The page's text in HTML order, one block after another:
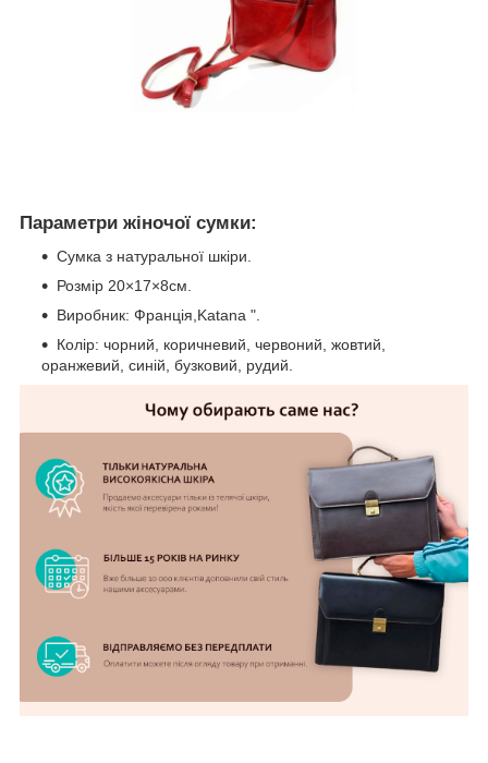
Параметри жіночої сумки:
Сумка з натуральної шкіри.
Розмір 20×17×8см.
Виробник: Франція,Katana ".
Колір: чорний, коричневий, червоний, жовтий,
оранжевий, синій, бузковий, рудий.